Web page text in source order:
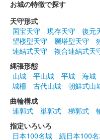
小倉城 御城印
販売終了
小倉城 御城印
小倉城天守と常盤橋の雨の
降った日、または梅雨の期
売はなし。
お城の特徴で探す
天守形式
国宝天守
現存天守 復元
望楼型天守
層塔型天守
連結式天守
複合連結式天
縄張形態
山城
平山城 平城 海城
城柵
古代山城
朝鮮式山
曲輪構成
連郭式
単郭式 梯郭式
指定いろいろ
日本100名城
続日本100